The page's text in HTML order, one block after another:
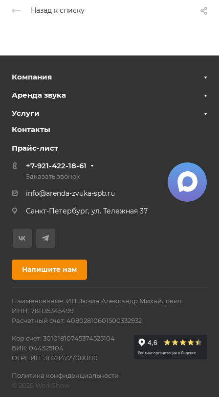
Назад к списку
Компания
Аренда звука
Услуги
Контакты
Прайс-лист
+7-921-422-18-61
Заказать звонок
info@arenda-zvuka-spb.ru
Санкт-Петербург, ул. Тележная 37
Напишите нам
Наименование: ИП Зюзин Александр Михайлович
ИНН: 781135345499
Расчетный счет: 40802810601500332932
Кор.счет: 30101810745374525104
БИК: 044525104
ОГРНИП: 311784727000110
Политика конфиденциальности
© 2026 WorkShow